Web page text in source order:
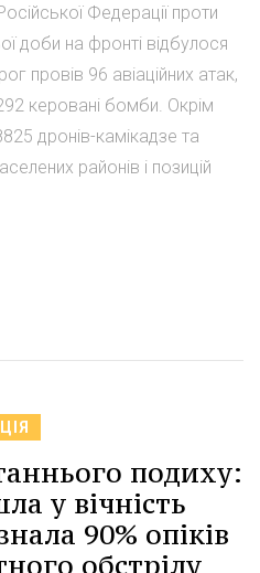
Федерації проти
доби на фронті відбулося
провів 96 авіаційних атак,
керовані бомби. Окрім
дронів-камікадзе та
районів і позицій
подиху:
у вічність
90% опіків
обстрілу